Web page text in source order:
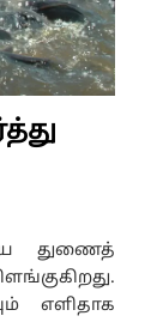
துணைத்
எளிதாக